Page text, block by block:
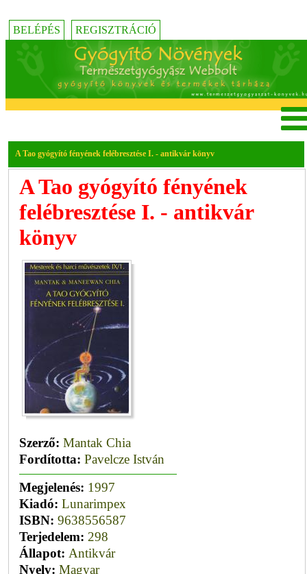
BELÉPÉS REGISZTRÁCIÓ
A Tao gyógyító fényének felébresztése I. - antikvár könyv
A Tao gyógyító fényének
felébresztése I. - antikvár
könyv
Szerző: Mantak Chia
Fordította: Pavelcze István
Megjelenés: 1997
Kiadó: Lunarimpex
ISBN: 9638556587
Terjedelem: 298
Állapot: Antikvár
Nyelv: Magyar